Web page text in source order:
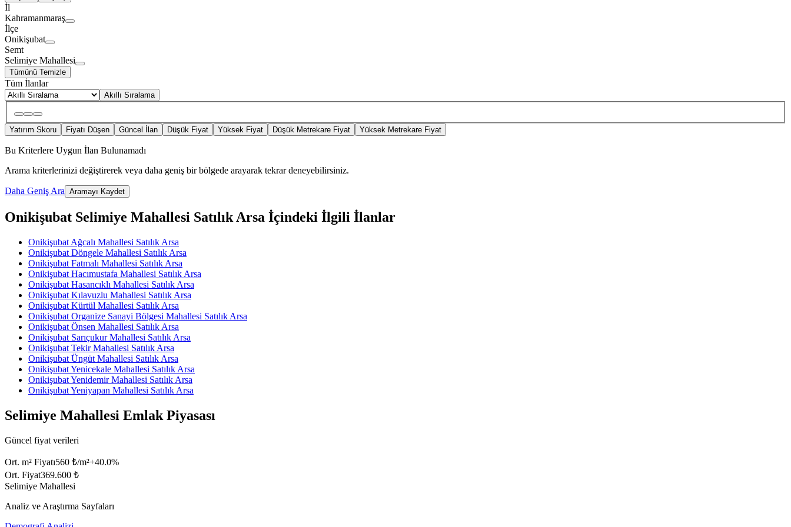
İl
Kahramanmaraş
İlçe
Onikişubat
Semt
Selimiye Mahallesi
Tümünü Temizle
Tüm İlanlar
Akıllı Sıralama
Yatırım Skoru Fiyatı Düşen Güncel İlan Düşük Fiyat Yüksek Fiyat Düşük Metrekare Fiyat Yüksek Metrekare Fiyat
Bu Kriterlere Uygun İlan Bulunamadı
Arama kriterlerinizi değiştirerek veya daha geniş bir bölgede arayarak tekrar deneyebilirsiniz.
Daha Geniş Ara Aramayı Kaydet
Onikişubat Selimiye Mahallesi Satılık Arsa İçindeki İlgili İlanlar
Onikişubat Ağcalı Mahallesi Satılık Arsa
Onikişubat Döngele Mahallesi Satılık Arsa
Onikişubat Fatmalı Mahallesi Satılık Arsa
Onikişubat Hacımustafa Mahallesi Satılık Arsa
Onikişubat Hasancıklı Mahallesi Satılık Arsa
Onikişubat Kılavuzlu Mahallesi Satılık Arsa
Onikişubat Kürtül Mahallesi Satılık Arsa
Onikişubat Organize Sanayi Bölgesi Mahallesi Satılık Arsa
Onikişubat Önsen Mahallesi Satılık Arsa
Onikişubat Sarıçukur Mahallesi Satılık Arsa
Onikişubat Tekir Mahallesi Satılık Arsa
Onikişubat Üngüt Mahallesi Satılık Arsa
Onikişubat Yenicekale Mahallesi Satılık Arsa
Onikişubat Yenidemir Mahallesi Satılık Arsa
Onikişubat Yeniyapan Mahallesi Satılık Arsa
Selimiye Mahallesi Emlak Piyasası
Güncel fiyat verileri
Ort. m² Fiyatı560 ₺/m²+40.0%
Ort. Fiyat369.600 ₺
Selimiye Mahallesi
Analiz ve Araştırma Sayfaları